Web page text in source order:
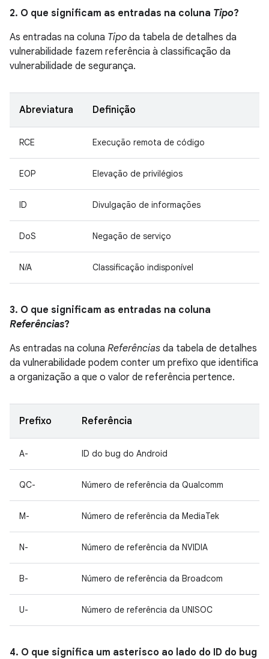
2. O que significam as entradas na coluna Tipo?
As entradas na coluna Tipo da tabela de detalhes da
vulnerabilidade fazem referência à classificação da
vulnerabilidade de segurança.
Abreviatura Definição
RCE Execução remota de código
EOP Elevação de privilégios
ID Divulgação de informações
DoS Negação de serviço
N/A Classificação indisponível
3. O que significam as entradas na coluna
Referências?
As entradas na coluna Referências da tabela de detalhes
da vulnerabilidade podem conter um prefixo que identifica
a organização a que o valor de referência pertence.
Prefixo Referência
A- ID do bug do Android
QC- Número de referência da Qualcomm
M- Número de referência da MediaTek
N- Número de referência da NVIDIA
B- Número de referência da Broadcom
U- Número de referência da UNISOC
4. O que significa um asterisco ao lado do ID do bug